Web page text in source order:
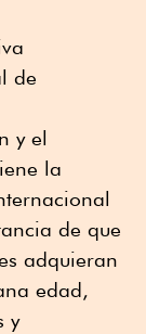
de
y el
la
de que
adquieran
edad,
y